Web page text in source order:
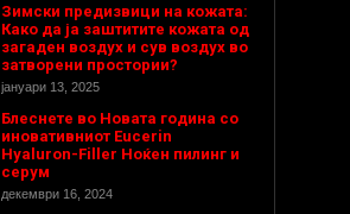
Зимски предизвици на кожата:
Како да ја заштитите кожата од
загаден воздух и сув воздух во
затворени простории?
јануари 13, 2025
Блеснете во Новата година со
иновативниот Eucerin
Hyaluron-Filler Ноќен пилинг и
серум
декември 16, 2024